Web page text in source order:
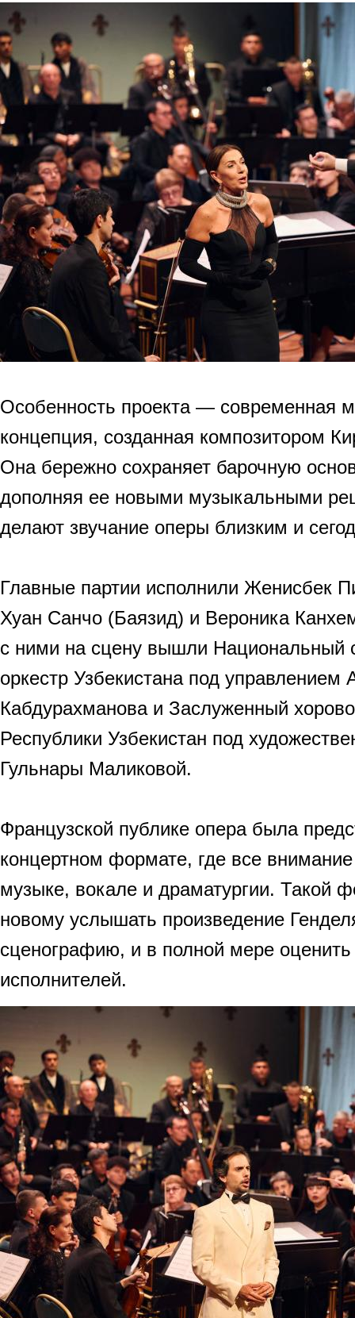
Особенность проекта — современная
концепция, созданная композитором
Она бережно сохраняет барочную
дополняя ее новыми музыкальными
делают звучание оперы близким и
Главные партии исполнили Женисбек
Хуан Санчо (Баязид) и Вероника
с ними на сцену вышли Национальный
оркестр Узбекистана под управлением
Кабдурахманова и Заслуженный
Республики Узбекистан под
Гульнары Маликовой.
Французской публике опера была
концертном формате, где все
музыке, вокале и драматургии. Такой
новому услышать произведение
сценографию, и в полной мере оценить
исполнителей.